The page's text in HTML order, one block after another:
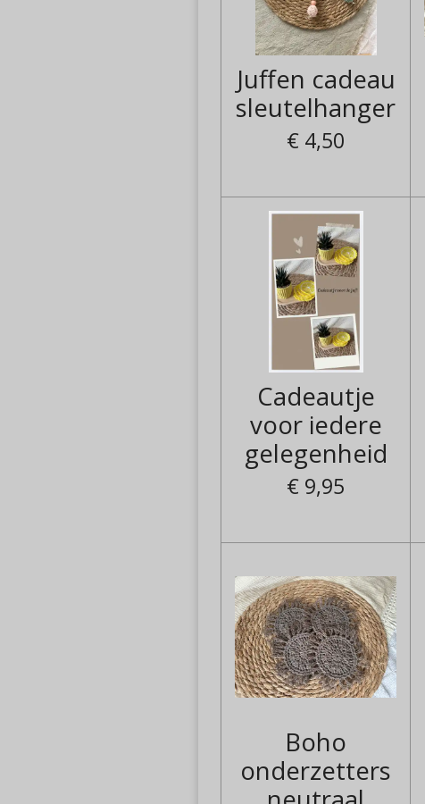
Juffen cadeau
sleutelhanger
€ 4,50
Cadeautje
voor iedere
gelegenheid
€ 9,95
Boho
onderzetters